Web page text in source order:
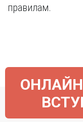
Махачкала
Нижний Тагил
Новокузнецк
Новосибирск
правилам.